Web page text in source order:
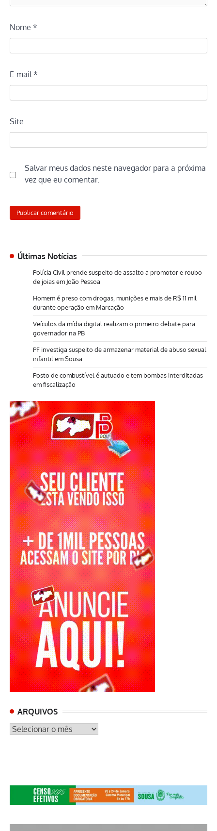
Nome *
E-mail *
Site
Salvar meus dados neste navegador para a próxima
vez que eu comentar.
Últimas Notícias
Polícia Civil prende suspeito de assalto a promotor e roubo
de joias em João Pessoa
Homem é preso com drogas, munições e mais de R$ 11 mil
durante operação em Marcação
Veículos da mídia digital realizam o primeiro debate para
governador na PB
PF investiga suspeito de armazenar material de abuso sexual
infantil em Sousa
Posto de combustível é autuado e tem bombas interditadas
em fiscalização
ARQUIVOS
ARQUIVOS